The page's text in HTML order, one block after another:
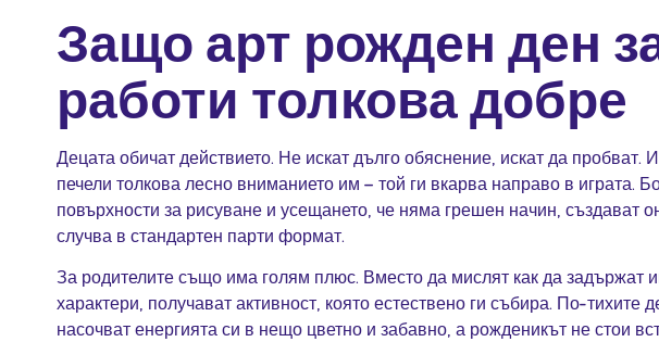
Защо арт рожден ден
работи толкова добре
Децата обичат действието. Не искат дълго обяснение, искат да пробват.
печели толкова лесно вниманието им – той ги вкарва направо в играта.
повърхности за рисуване и усещането, че няма грешен начин, създават
случва в стандартен парти формат.
За родителите също има голям плюс. Вместо да мислят как да задържат
характери, получават активност, която естествено ги събира. По-тихите
насочват енергията си в нещо цветно и забавно, а рожденикът не стои